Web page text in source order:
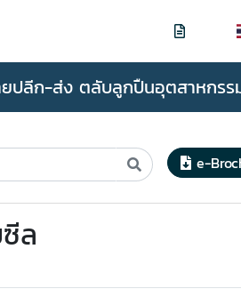
ปลีก-ส่ง ตลับลูกปืนอุตสาหกร
e-
ล